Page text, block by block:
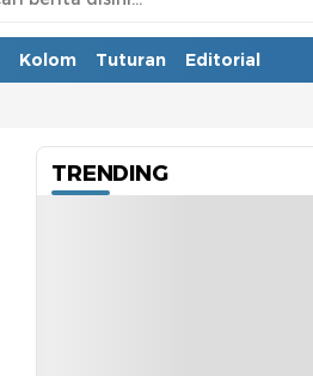
Kolom Tuturan Editorial
TRENDING